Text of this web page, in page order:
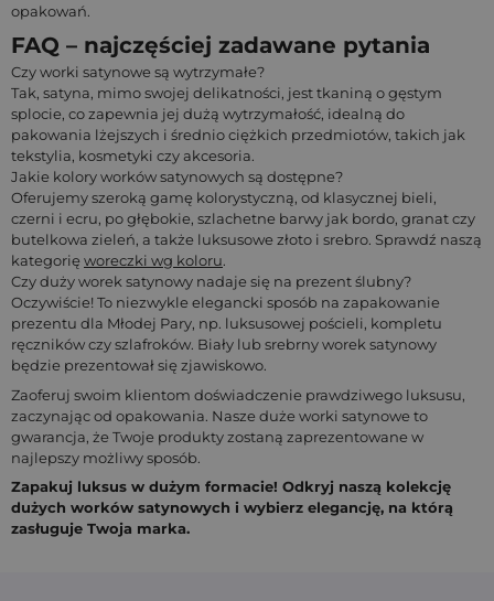
opakowań.
FAQ – najczęściej zadawane pytania
Czy worki satynowe są wytrzymałe?
Tak, satyna, mimo swojej delikatności, jest tkaniną o gęstym
splocie, co zapewnia jej dużą wytrzymałość, idealną do
pakowania lżejszych i średnio ciężkich przedmiotów, takich jak
tekstylia, kosmetyki czy akcesoria.
Jakie kolory worków satynowych są dostępne?
Oferujemy szeroką gamę kolorystyczną, od klasycznej bieli,
czerni i ecru, po głębokie, szlachetne barwy jak bordo, granat czy
butelkowa zieleń, a także luksusowe złoto i srebro. Sprawdź naszą
kategorię woreczki wg koloru.
Czy duży worek satynowy nadaje się na prezent ślubny?
Oczywiście! To niezwykle elegancki sposób na zapakowanie
prezentu dla Młodej Pary, np. luksusowej pościeli, kompletu
ręczników czy szlafroków. Biały lub srebrny worek satynowy
będzie prezentował się zjawiskowo.
Zaoferuj swoim klientom doświadczenie prawdziwego luksusu,
zaczynając od opakowania. Nasze duże worki satynowe to
gwarancja, że Twoje produkty zostaną zaprezentowane w
najlepszy możliwy sposób.
Zapakuj luksus w dużym formacie! Odkryj naszą kolekcję
dużych worków satynowych i wybierz elegancję, na którą
zasługuje Twoja marka.